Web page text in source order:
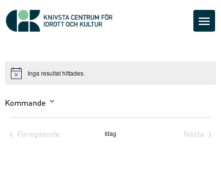
Notice
Inga resultat hittades.
Kommande
Föregående
Idag
Nästa